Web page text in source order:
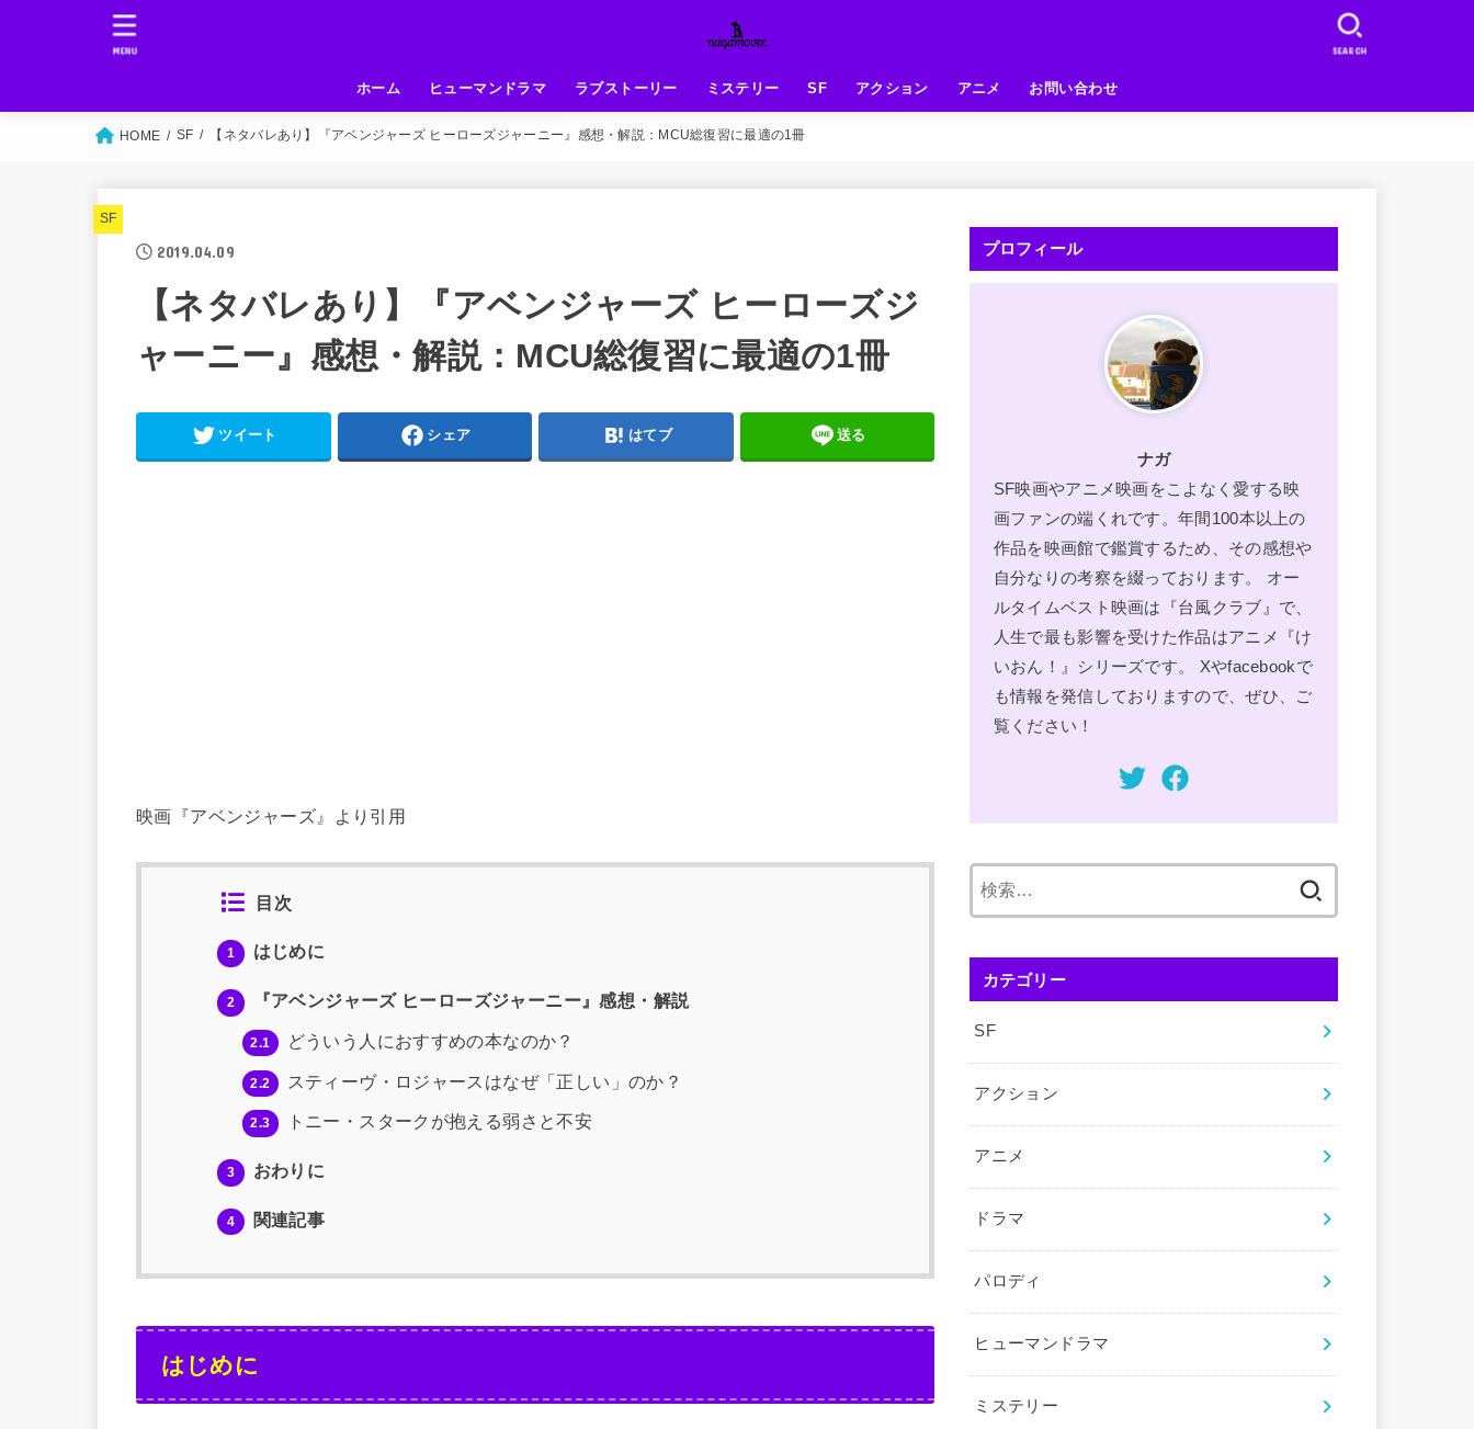
ホーム ヒューマンドラマ ラブストーリー ミステリー SF アクション アニメ お問い合わせ
SEARCH
MENU
HOME SF 【ネタバレあり】『アベンジャーズ ヒーローズジャーニー』感想・解説：MCU総復習に最適の1冊
SF
2019.04.09
【ネタバレあり】『アベンジャーズ ヒーローズジ
ャーニー』感想・解説：MCU総復習に最適の1冊
ツイート シェア はてブ 送る
映画『アベンジャーズ』より引用
目次
1 はじめに
2 『アベンジャーズ ヒーローズジャーニー』感想・解説
2.1 どういう人におすすめの本なのか？
2.2 スティーヴ・ロジャースはなぜ「正しい」のか？
2.3 トニー・スタークが抱える弱さと不安
3 おわりに
4 関連記事
はじめに
プロフィール
ナガ
SF映画やアニメ映画をこよなく愛する映
画ファンの端くれです。年間100本以上の
作品を映画館で鑑賞するため、その感想や
自分なりの考察を綴っております。 オー
ルタイムベスト映画は『台風クラブ』で、
人生で最も影響を受けた作品はアニメ『け
いおん！』シリーズです。 Xやfacebookで
も情報を発信しておりますので、ぜひ、ご
覧ください！
カテゴリー
SF
アクション
アニメ
ドラマ
パロディ
ヒューマンドラマ
ミステリー